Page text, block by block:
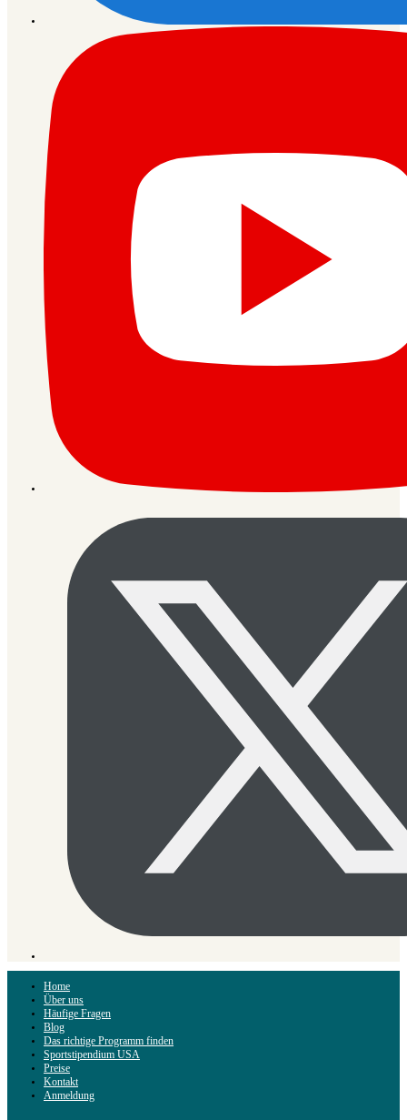
Home
Über uns
Häufige Fragen
Blog
Das richtige Programm finden
Sportstipendium USA
Preise
Kontakt
Anmeldung